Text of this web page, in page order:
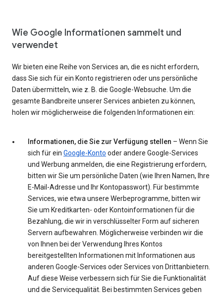
Wie Google Informationen sammelt und
verwendet
Wir bieten eine Reihe von Services an, die es nicht erfordern,
dass Sie sich für ein Konto registrieren oder uns persönliche
Daten übermitteln, wie z. B. die Google-Websuche. Um die
gesamte Bandbreite unserer Services anbieten zu können,
holen wir möglicherweise die folgenden Informationen ein:
Informationen, die Sie zur Verfügung stellen – Wenn Sie
sich für ein Google-Konto oder andere Google-Services
und Werbung anmelden, die eine Registrierung erfordern,
bitten wir Sie um persönliche Daten (wie Ihren Namen, Ihre
E-Mail-Adresse und Ihr Kontopasswort). Für bestimmte
Services, wie etwa unsere Werbeprogramme, bitten wir
Sie um Kreditkarten- oder Kontoinformationen für die
Bezahlung, die wir in verschlüsselter Form auf sicheren
Servern aufbewahren. Möglicherweise verbinden wir die
von Ihnen bei der Verwendung Ihres Kontos
bereitgestellten Informationen mit Informationen aus
anderen Google-Services oder Services von Drittanbietern.
Auf diese Weise verbessern sich für Sie die Funktionalität
und die Servicequalität. Bei bestimmten Services geben